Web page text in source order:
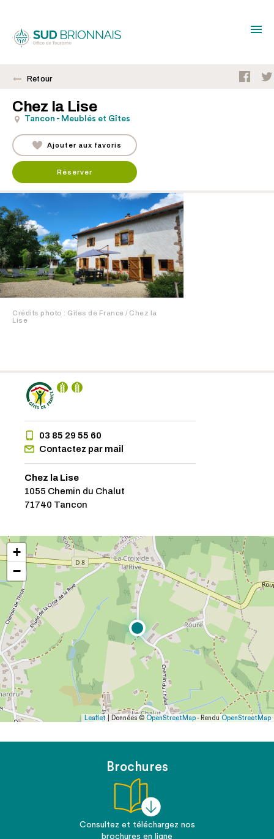
Retour
Chez la Lise
Tancon - Meublés et Gîtes
Ajouter aux favoris
Réserver
Crédits photo : Gîtes de France / Chez la
Lise
03 85 29 55 60
Contactez par mail
Chez la Lise
1055 Chemin du Chalut
71740 Tancon
+
−
Leaflet | Données © OpenStreetMap- Rendu OpenStreetMap
Brochures
Consultez et téléchargez nos
brochures en ligne